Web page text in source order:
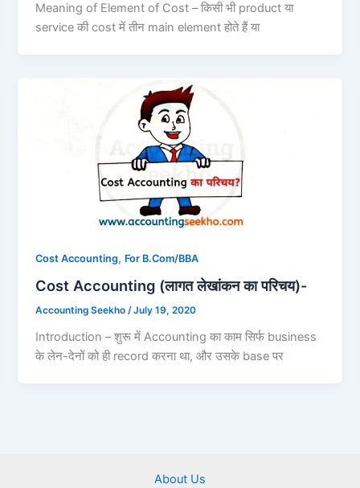
Meaning of Element of Cost – किसी भी product या
service की cost में तीन main element होते हैं या
Cost Accounting, For B.Com/BBA
Cost Accounting (लागत लेखांकन का परिचय)-
Accounting Seekho/July 19, 2020
Introduction – शुरू में Accounting का काम सिर्फ business
के लेन-देनों को ही record करना था, और उसके base पर
About Us